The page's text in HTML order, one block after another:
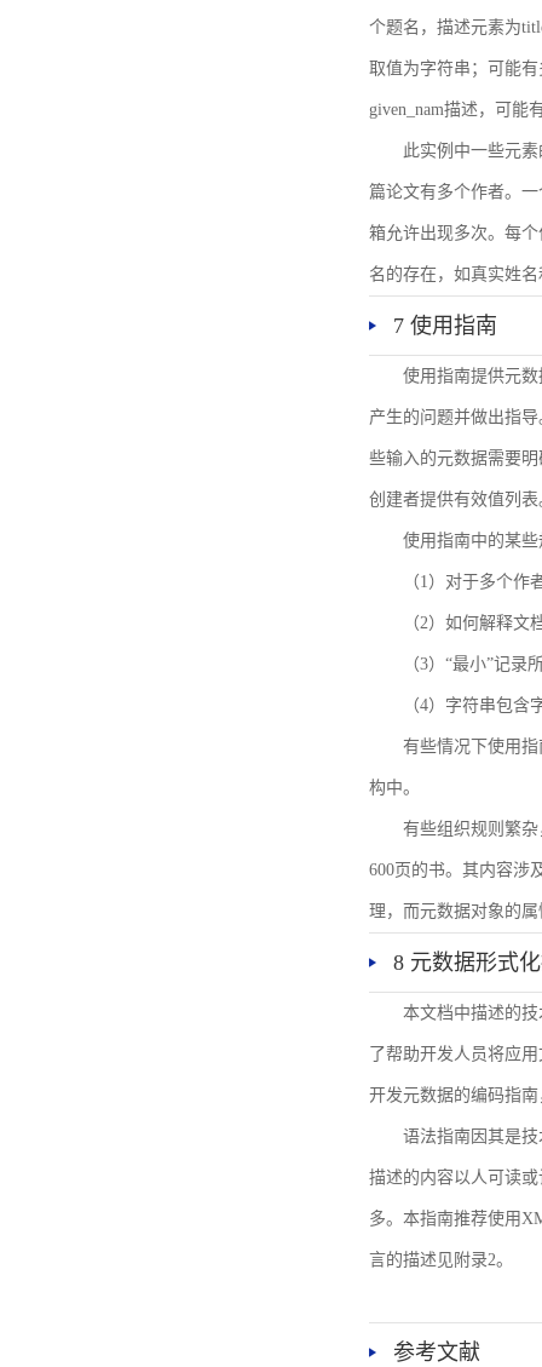
个题名，描述元素为
取值为字符串；可能
given_nam描述，可能
此实例中一些元
篇论文有多个作者。
箱允许出现多次。每
名的存在，如真实姓
7 使用指南
使用指南提供元
产生的问题并做出指
些输入的元数据需要
创建者提供有效值列表
使用指南中的某
（1）对于多个作
（2）如何解释文
（3）“最小”记录
（4）字符串包含
有些情况下使用
构中。
有些组织规则繁
600页的书。其内容涉
理，而元数据对象的
8 元数据形式
本文档中描述的
了帮助开发人员将应
开发元数据的编码指
语法指南因其是
描述的内容以人可读
多。本指南推荐使用
言的描述见附录2。
参考文献